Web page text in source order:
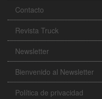
Contacto
Revista Truck
Newsletter
Bienvenido al Newsletter
Política de privacidad